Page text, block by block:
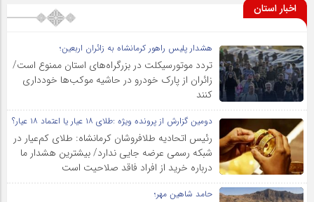
اخبار استان
هشدار پلیس راهور کرمانشاه به زائران اربعین؛
تردد موتورسیکلت در بزرگراه‌های استان ممنوع است/
زائران از پارک خودرو در حاشیه موکب‌ها خودداری
کنند
دومین گزارش از پرونده ویژه :طلای ۱۸ عیار یا اعتماد ۱۸ عیار؟
رئیس اتحادیه طلافروشان کرمانشاه: طلای کم‌عیار در
شبکه رسمی عرضه جایی ندارد/ بیشترین هشدار ما
درباره خرید از افراد فاقد صلاحیت است
حامد شاهین مهر؛